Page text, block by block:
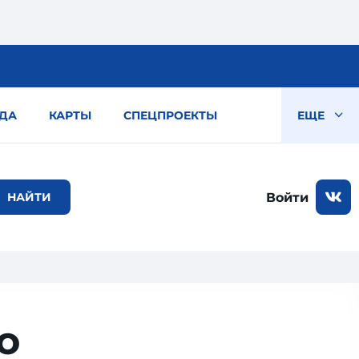
КАРТЫ СПЕЦПРОЕКТЫ ЕЩЕ
Войти